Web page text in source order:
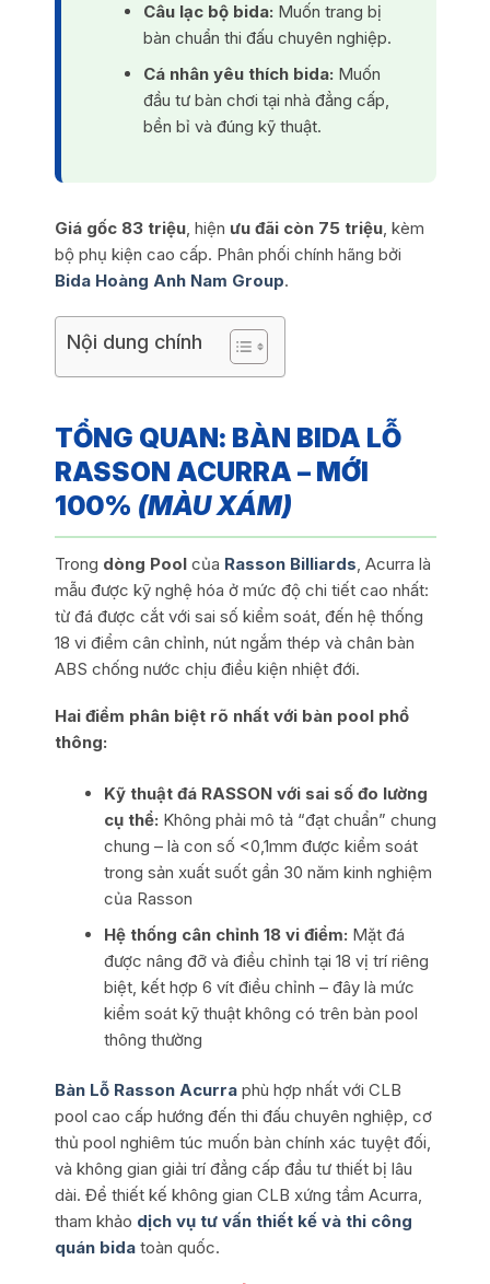
Câu lạc bộ bida: Muốn trang bị
bàn chuẩn thi đấu chuyên nghiệp.
Cá nhân yêu thích bida: Muốn
đầu tư bàn chơi tại nhà đẳng cấp,
bền bỉ và đúng kỹ thuật.
Giá gốc 83 triệu, hiện ưu đãi còn 75 triệu, kèm
bộ phụ kiện cao cấp. Phân phối chính hãng bởi
Bida Hoàng Anh Nam Group.
Nội dung chính
TỔNG QUAN: BÀN BIDA LỖ
RASSON ACURRA – MỚI
100% (MÀU XÁM)
Trong dòng Poolcủa Rasson Billiards, Acurra là
mẫu được kỹ nghệ hóa ở mức độ chi tiết cao nhất:
từ đá được cắt với sai số kiểm soát, đến hệ thống
18 vi điểm cân chỉnh, nút ngắm thép và chân bàn
ABS chống nước chịu điều kiện nhiệt đới.
Hai điểm phân biệt rõ nhất với bàn pool phổ
thông:
Kỹ thuật đá RASSON với sai số đo lường
cụ thể: Không phải mô tả “đạt chuẩn” chung
chung – là con số <0,1mm được kiểm soát
trong sản xuất suốt gần 30 năm kinh nghiệm
của Rasson
Hệ thống cân chỉnh 18 vi điểm: Mặt đá
được nâng đỡ và điều chỉnh tại 18 vị trí riêng
biệt, kết hợp 6 vít điều chỉnh – đây là mức
kiểm soát kỹ thuật không có trên bàn pool
thông thường
Bàn Lỗ Rasson Acurraphù hợp nhất với CLB
pool cao cấp hướng đến thi đấu chuyên nghiệp, cơ
thủ pool nghiêm túc muốn bàn chính xác tuyệt đối,
và không gian giải trí đẳng cấp đầu tư thiết bị lâu
dài. Để thiết kế không gian CLB xứng tầm Acurra,
tham khảo dịch vụ tư vấn thiết kế và thi công
quán bidatoàn quốc.